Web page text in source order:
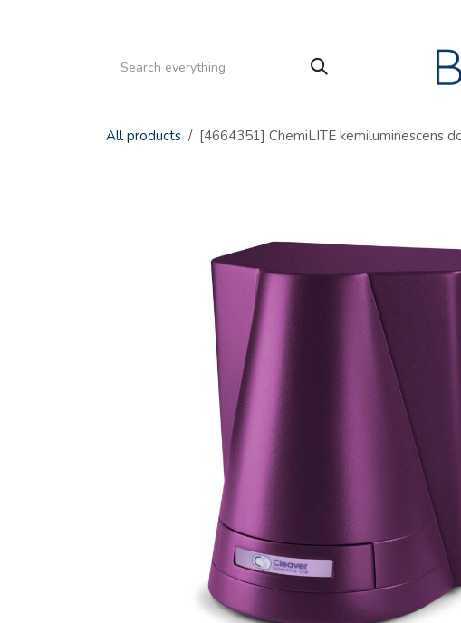
All products [4664351] ChemiLITE kemiluminescens